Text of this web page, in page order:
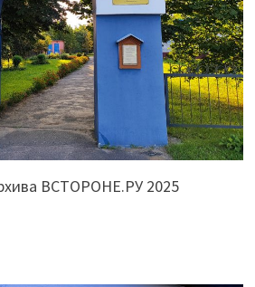
ВСТОРОНЕ.РУ 2025